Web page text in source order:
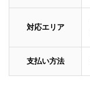
対応エリア
支払い方法